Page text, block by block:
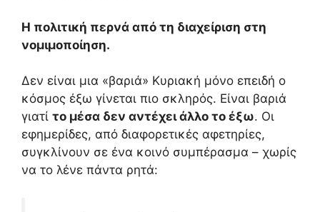
Η πολιτική περνά από τη διαχείριση στη
νομιμοποίηση.
Δεν είναι μια «βαριά» Κυριακή μόνο επειδή ο
κόσμος έξω γίνεται πιο σκληρός. Είναι βαριά
γιατί το μέσα δεν αντέχει άλλο το έξω. Οι
εφημερίδες, από διαφορετικές αφετηρίες,
συγκλίνουν σε ένα κοινό συμπέρασμα – χωρίς
να το λένε πάντα ρητά: